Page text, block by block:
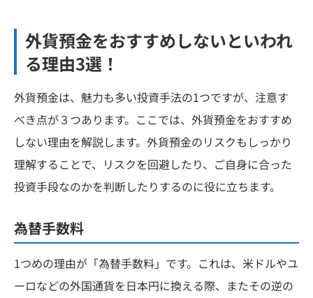
外貨預金をおすすめしないといわれ
る理由3選！
外貨預金は、魅力も多い投資手法の1つですが、注意す
べき点が３つあります。ここでは、外貨預金をおすすめ
しない理由を解説します。外貨預金のリスクもしっかり
理解することで、リスクを回避したり、ご自身に合った
投資手段なのかを判断したりするのに役に立ちます。
為替手数料
1つめの理由が「為替手数料」です。これは、米ドルやユ
ーロなどの外国通貨を日本円に換える際、またその逆の